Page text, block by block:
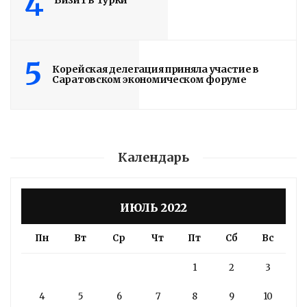
5
Корейская делегация приняла участие в
Саратовском экономическом форуме
Календарь
ИЮЛЬ 2022
Пн Вт Ср Чт Пт Сб Вс
1 2 3
4 5 6 7 8 9 10